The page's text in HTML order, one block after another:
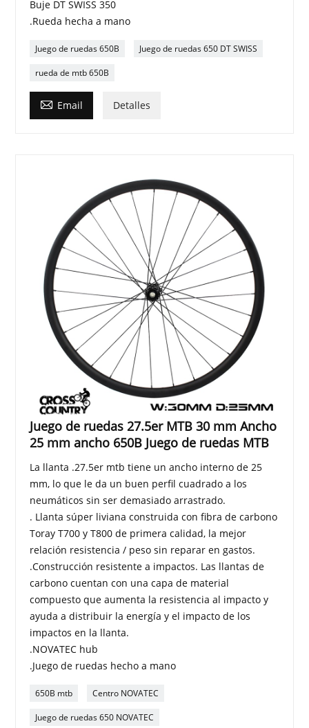
Buje DT SWISS 350
.Rueda hecha a mano
Juego de ruedas 650B Juego de ruedas 650 DT SWISS
rueda de mtb 650B
 Email Detalles
Juego de ruedas 27.5er MTB 30 mm Ancho
25 mm ancho 650B Juego de ruedas MTB
La llanta .27.5er mtb tiene un ancho interno de 25
mm, lo que le da un buen perfil cuadrado a los
neumáticos sin ser demasiado arrastrado.
. Llanta súper liviana construida con fibra de carbono
Toray T700 y T800 de primera calidad, la mejor
relación resistencia / peso sin reparar en gastos.
.Construcción resistente a impactos. Las llantas de
carbono cuentan con una capa de material
compuesto que aumenta la resistencia al impacto y
ayuda a distribuir la energía y el impacto de los
impactos en la llanta.
.NOVATEC hub
.Juego de ruedas hecho a mano
650B mtb Centro NOVATEC
Juego de ruedas 650 NOVATEC